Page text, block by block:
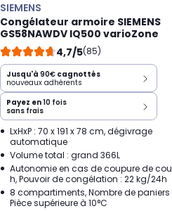
SIEMENS
Congélateur armoire SIEMENS
GS58NAWDV IQ500 varioZone
4,7/5(85)
Jusqu'à 90€ cagnottés
nouveaux adhérents
Payez en10 fois
sans frais
LxHxP : 70 x 191 x 78 cm, dégivrage
automatique
Volume total : grand 366L
Autonomie en cas de coupure de
h, Pouvoir de congélation : 22 kg/24h
8 compartiments, Nombre de paniers
Pièce supérieure à 10°C